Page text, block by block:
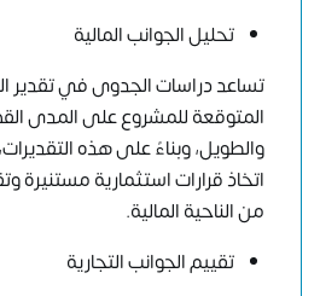
تحليل الجوانب المالية
تساعد دراسات الجدوى في تقدير
المتوقعة للمشروع على المدى
والطويل، وبناءً على هذه
اتخاذ قرارات استثمارية
من الناحية المالية.
تقييم الجوانب التجارية